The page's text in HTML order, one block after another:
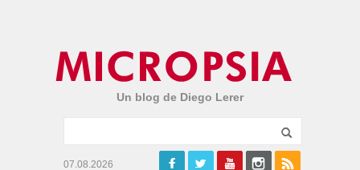
Un blog de Diego Lerer
07.08.2026